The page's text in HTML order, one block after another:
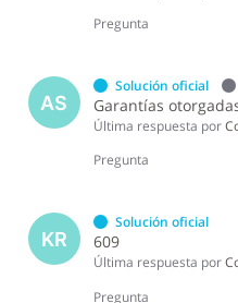
Pregunta
AS
Solución oficial
Garantías
Última respuesta por
Pregunta
KR
Solución oficial
609
Última respuesta por
Pregunta